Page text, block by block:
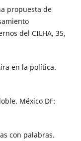
propuesta de
del CILHA, 35,
en la política.
México DF:
con palabras.